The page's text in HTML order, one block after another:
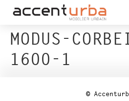
MODUS-
1600-1
©